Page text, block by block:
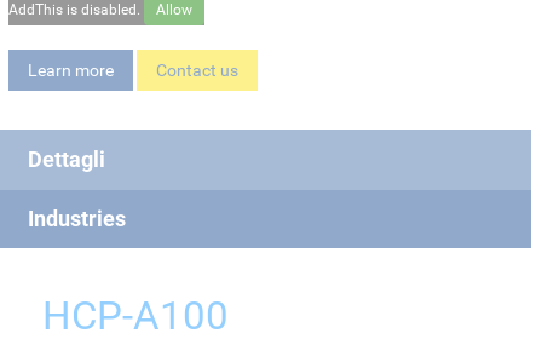
AddThis is disabled. Allow
Learn more Contact us
Dettagli
Industries
HCP-A100